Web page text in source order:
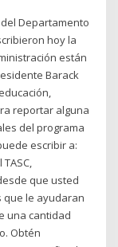
Departamento
hoy la
están
Barack
reportar alguna
del programa
escribir a:
que usted
que le ayudaran
una cantidad
Obtén